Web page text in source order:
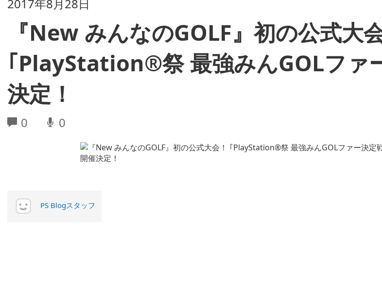
2017年8月28日
『New みんなのGOLF』初の公式大
｢PlayStation®祭 最強みんGOLファ
決定！
0 0
PS Blogスタッフ